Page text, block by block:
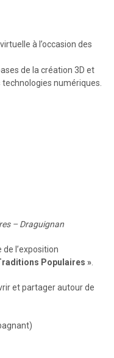
à l’occasion des
de la création 3D et
numériques.
– Draguignan
l’exposition
Populaires »
et partager autour de